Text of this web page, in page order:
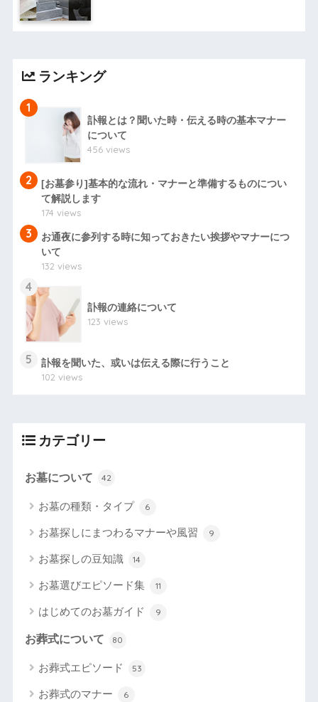
ランキング
1
訃報とは？聞いた時・伝える時の基本マナー
について
456 views
2
[お墓参り]基本的な流れ・マナーと準備するものについ
て解説します
174 views
3
お通夜に参列する時に知っておきたい挨拶やマナーにつ
いて
132 views
4
訃報の連絡について
123 views
5
訃報を聞いた、或いは伝える際に行うこと
102 views
カテゴリー
お墓について 42
お墓の種類・タイプ 6
お墓探しにまつわるマナーや風習 9
お墓探しの豆知識 14
お墓選びエピソード集 11
はじめてのお墓ガイド 9
お葬式について 80
お葬式エピソード 53
お葬式のマナー 6